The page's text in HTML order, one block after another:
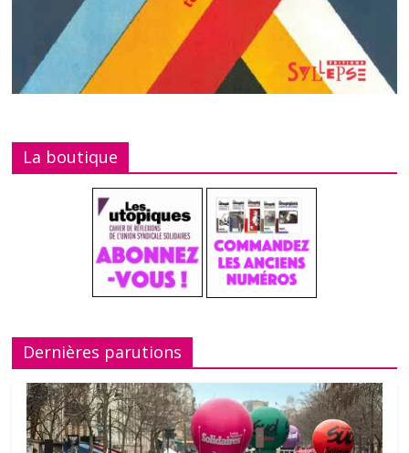
La boutique
Dernières parutions